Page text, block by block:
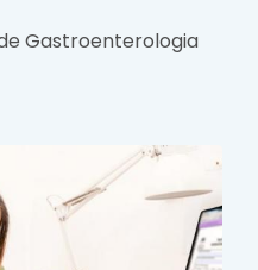
Gastroenterologia